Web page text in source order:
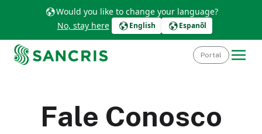
Would you like to change your language?
No, stay here
English Espanõl
Portal
Fale Conosco